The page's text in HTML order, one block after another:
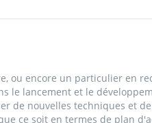
ou encore un particulier en
le lancement et le
de nouvelles techniques et
ce soit en termes de plan